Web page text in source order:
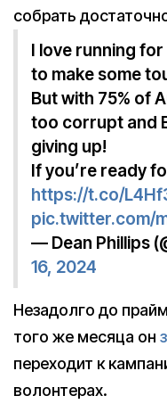
собрать
I love running
to make some
But with 75% of
too corrupt and
giving up!
If you’re ready
https://t.co/
pic.twitter.com/
— Dean Phillips
16, 2024
Незадолго до
того же месяца он
переходит к
волонтерах.